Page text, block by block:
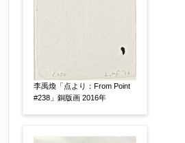
李禹煥「点より：From Point
#238」銅版画 2016年